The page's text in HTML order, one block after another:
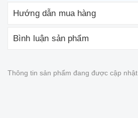
Hướng dẫn mua hàng
Bình luận sản phẩm
Thông tin sản phẩm đang được cập nhật